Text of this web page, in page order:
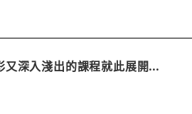
深入淺出的課程就此展開...